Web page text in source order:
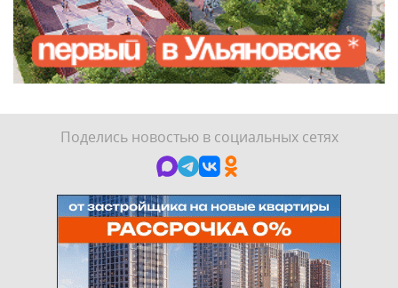
Поделись новостью в социальных сетях